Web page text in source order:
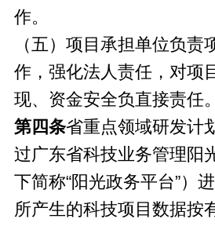
作。
（五）项目承担单位负责
作，强化法人责任，对项
现、资金安全负直接责任。
第四条省重点领域研发计
过广东省科技业务管理阳
下简称“阳光政务平台”）
所产生的科技项目数据按